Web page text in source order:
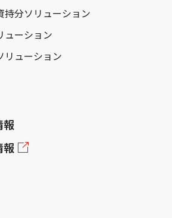
持分ソリューション
ューション
リューション
報
報